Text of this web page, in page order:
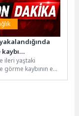
hatta…
ileri yaştaki
görme kaybının en